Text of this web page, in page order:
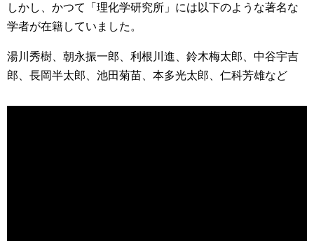
しかし、かつて「理化学研究所」には以下のような著名な
学者が在籍していました。
湯川秀樹、朝永振一郎、利根川進、鈴木梅太郎、中谷宇吉
郎、長岡半太郎、池田菊苗、本多光太郎、仁科芳雄など